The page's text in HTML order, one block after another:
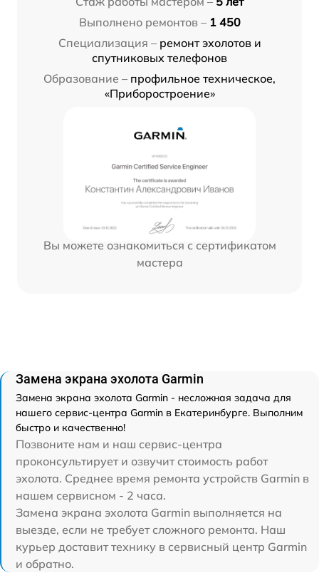
Выполнено ремонтов – 1 450
Специализация – ремонт эхолотов и
спутниковых телефонов
Образование – профильное техническое,
«Приборостроение»
Вы можете ознакомиться с сертификатом
мастера
Замена экрана эхолота Garmin
Замена экрана эхолота Garmin - несложная задача для
нашего сервис-центра Garmin в Екатеринбурге. Выполним
быстро и качественно!
Позвоните нам и наш сервис-центра
проконсультирует и озвучит стоимость работ
эхолота. Среднее время ремонта устройств Garmin в
нашем сервисном - 2 часа.
Замена экрана эхолота Garmin выполняется на
выезде, если не требует сложного ремонта. Наш
курьер доставит технику в сервисный центр Garmin
и обратно.